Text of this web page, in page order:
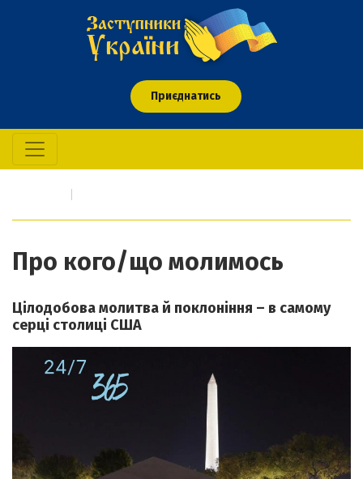
Приєднатись
Про кого/що молимось
Цілодобова молитва й поклоніння – в самому
серці столиці США